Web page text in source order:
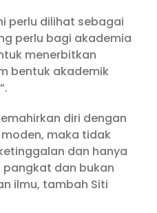
perlu dilihat sebagai
perlu bagi akademia
menerbitkan
bentuk akademik
diri dengan
maka tidak
dan hanya
pangkat dan bukan
ilmu, tambah Siti